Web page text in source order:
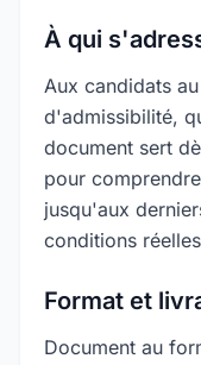
À qui
Aux candidats
d'admissibilité,
document sert
pour
jusqu'aux
conditions
Format et
Document au